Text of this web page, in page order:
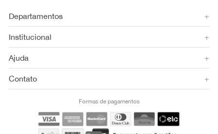
Departamentos +
Institucional +
Ajuda +
Contato +
Formas de pagamentos